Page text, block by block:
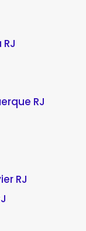
RJ
RJ